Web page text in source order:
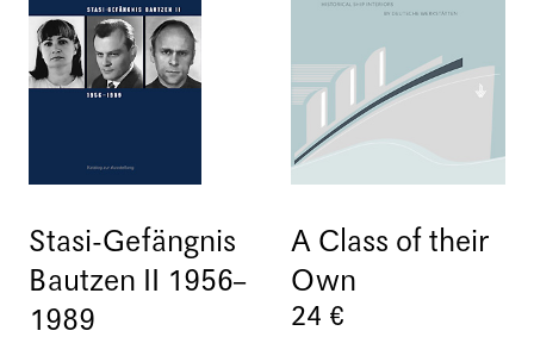
Stasi-Gefängnis
Bautzen II 1956–
1989
A Class of their
Own
24 €